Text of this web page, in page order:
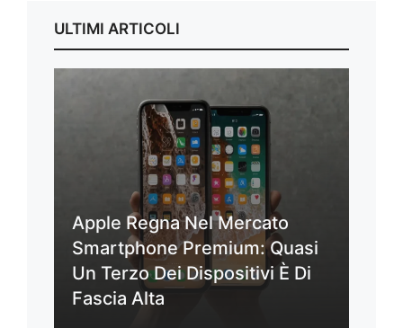
ULTIMI ARTICOLI
Apple Regna Nel Mercato
Smartphone Premium: Quasi
Un Terzo Dei Dispositivi È Di
Fascia Alta